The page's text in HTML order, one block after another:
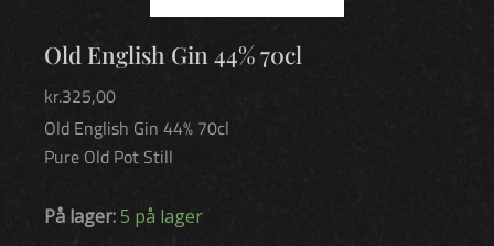
Old English Gin 44% 70cl
kr.325,00
Old English Gin 44% 70cl
Pure Old Pot Still
På lager:5 på lager
Old
English